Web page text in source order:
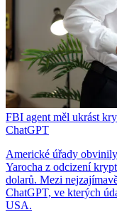
FBI agent měl ukrást
ChatGPT
Americké úřady
Yarocha z odcizení
dolarů. Mezi
ChatGPT, ve kterých
USA.